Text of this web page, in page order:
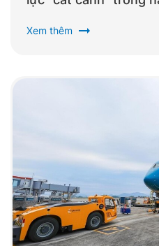
Xem thêm arrow_right_alt